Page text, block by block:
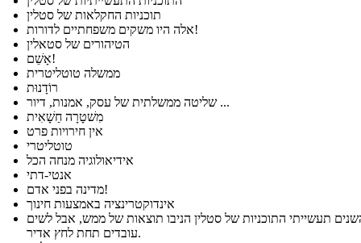
תוכניות החקלאות של סטלין
אלה היו משקים משפחתיים לדורות!
הטיהורים של סטאלין
אָשֵׁם!
ממשלה טוטליטרית
רוֹדָנוּת
שליטה ממשלתית של עסק, אמנות, דיור ...
מִשׁטָרָה חַשָׁאִית
אין חירויות פרט
טוטליטרי
אידיאולוגיה מנחה הכל
אנטי-דתי
מדינה בפני אדם!
אינדוקטרינציה באמצעות חינוך
תעשייתי התוכניות של סטלין הניבו תוצאות של ממש, אבל לשים
עובדים תחת לחץ אדיר.